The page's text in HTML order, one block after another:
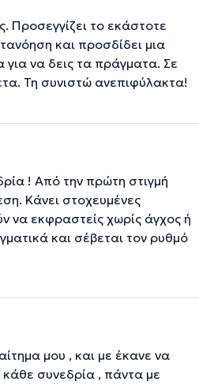
Προσεγγίζει το εκάστοτε
και προσδίδει μια
για να δεις τα πράγματα. Σε
Τη συνιστώ ανεπιφύλακτα!
! Από την πρώτη στιγμή
Κάνει στοχευμένες
να εκφραστείς χωρίς άγχος ή
και σέβεται τον ρυθμό
μου , και με έκανε να
συνεδρία , πάντα με